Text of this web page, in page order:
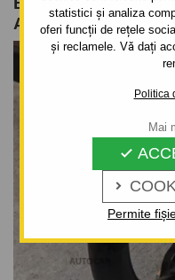
statistici și analiza
oferi funcții de rețele
și reclamele. Vă dați
Politica


Permite
Mai
AUTOMAT CU